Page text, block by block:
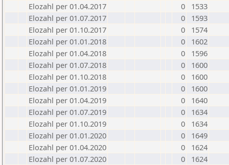
Elozahl per 01.04.2017
0
1533
Elozahl per 01.07.2017
0
1593
Elozahl per 01.10.2017
0
1574
Elozahl per 01.01.2018
0
1602
Elozahl per 01.04.2018
0
1596
Elozahl per 01.07.2018
0
1600
Elozahl per 01.10.2018
0
1600
Elozahl per 01.01.2019
0
1600
Elozahl per 01.04.2019
0
1640
Elozahl per 01.07.2019
0
1634
Elozahl per 01.10.2019
0
1634
Elozahl per 01.01.2020
0
1649
Elozahl per 01.04.2020
0
1624
Elozahl per 01.07.2020
0
1624